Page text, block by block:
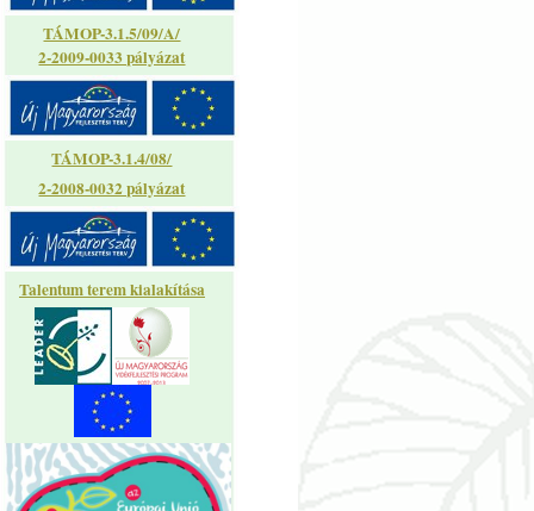
TÁMOP-3.1.5/09/A/
2-2009-0033 pályázat
TÁMOP-3.1.4/08/
2-2008-0032 pályázat
Talentum terem kialakítása